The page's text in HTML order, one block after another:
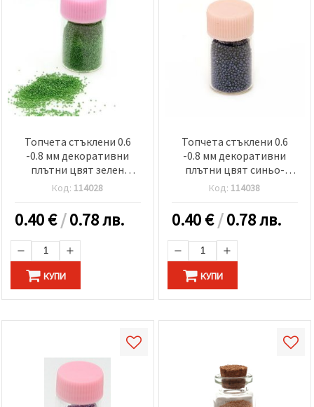
Топчета стъклени 0.6
-0.8 мм декоративни
плътни цвят зелен
тревисто -10 грама
Код: 114028
0.40€/0.78 лв.
КУПИ
Топчета стъклени 0.6
-0.8 мм декоративни
плътни цвят синьо-
виолетов -10 грама
Код: 114038
0.40€/0.78 лв.
КУПИ